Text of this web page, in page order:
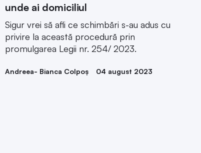
unde ai domiciliul
Sigur vrei să afli ce schimbări s-au adus cu
privire la această procedură prin
promulgarea Legii nr. 254/ 2023.
Andreea- Bianca Colpoș 04 august 2023